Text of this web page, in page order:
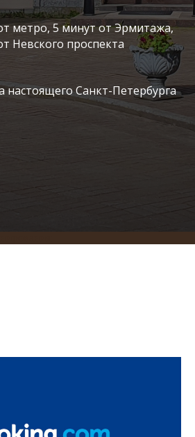
метро, 5 минут от Эрмитажа,
Невского проспекта
настоящего Санкт-Петербурга